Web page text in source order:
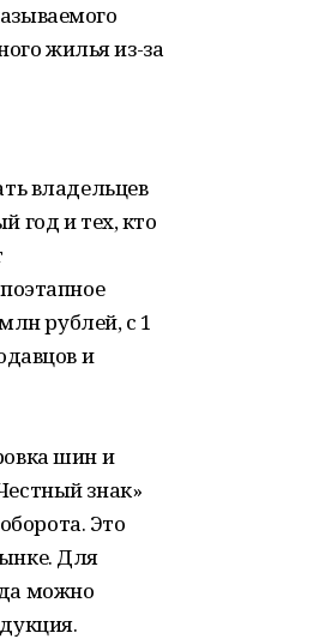
жилья из-за
владельцев
год и тех, кто
рублей, с 1
и
шин и
знак»
Это
Для
можно